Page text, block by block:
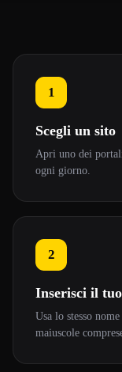
1
Scegli un sito
Apri uno dei
ogni giorno.
2
Inserisci il
Usa lo stesso
maiuscole